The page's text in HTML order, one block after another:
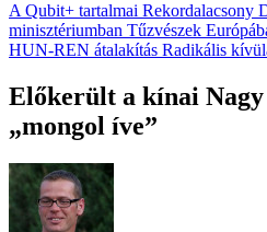
A Qubit+ tartalmai Rekordalacsony
minisztériumban Tűzvészek
HUN-REN átalakítás Radikális
Előkerült a kínai
„mongol íve”